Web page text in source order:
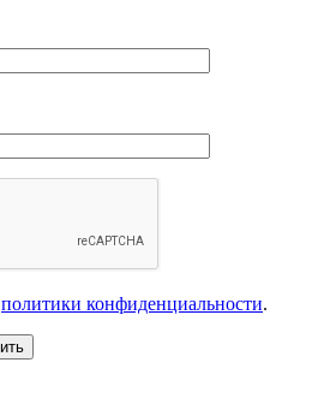
политики конфиденциальности.